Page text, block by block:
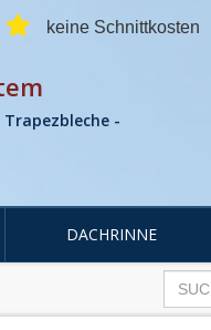
keine Schnittkosten
-
DACHRINNE